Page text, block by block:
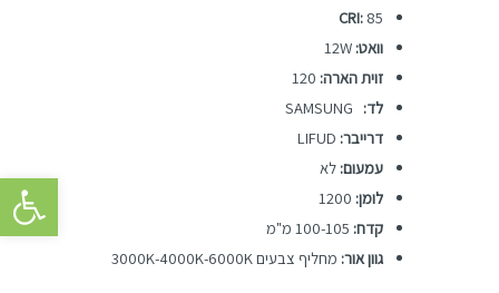
פתח
CRI: 85
וואט: 12W
זוית הארה: 120
לד: SAMSUNG
דרייבר: LIFUD
עמעום: לא
לומן: 1200
קדח: 100-105 מ"מ
גוון אור: מחליף צבעים 3000K-4000K-6000K